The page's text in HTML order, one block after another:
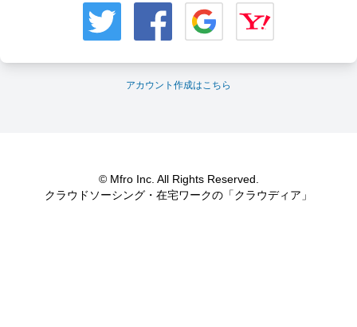
アカウント作成はこちら
© Mfro Inc. All Rights Reserved.
クラウドソーシング・在宅ワークの「クラウディア」